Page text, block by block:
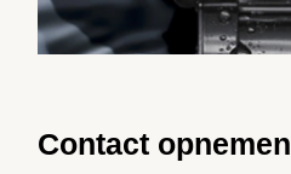
Contact opnemen